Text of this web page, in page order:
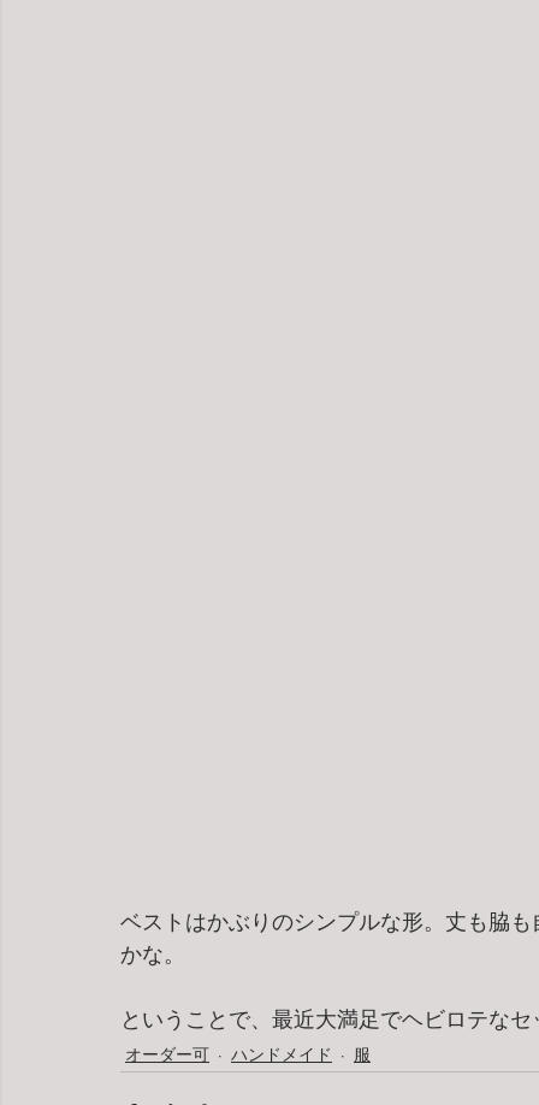
ベストはかぶりのシンプルな形。丈も脇
かな。
ということで、最近大満足でヘビロテな
オーダー可 ハンドメイド 服